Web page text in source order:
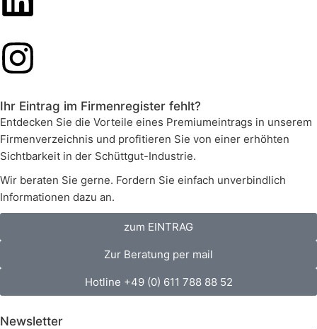
Ihr Eintrag im Firmenregister fehlt?
Entdecken Sie die Vorteile eines Premiumeintrags in unserem
Firmenverzeichnis und profitieren Sie von einer erhöhten
Sichtbarkeit in der Schüttgut-Industrie.
Wir beraten Sie gerne. Fordern Sie einfach unverbindlich
Informationen dazu an.
zum EINTRAG
Zur Beratung per mail
Hotline +49 (0) 611 788 88 52
Newsletter